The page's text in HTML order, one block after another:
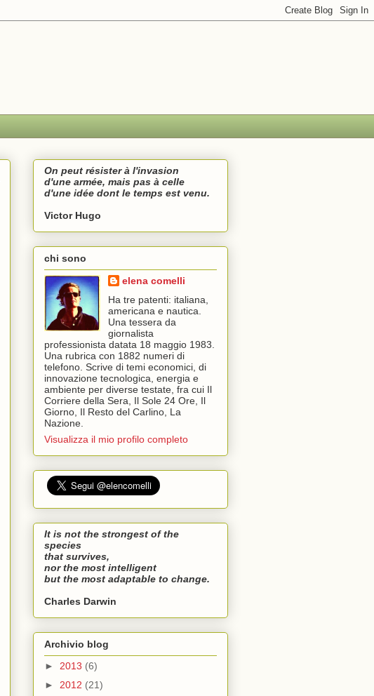
On peut résister à l'invasion
d'une armée, mais pas à celle
d'une idée dont le temps est venu.
Victor Hugo
chi sono
elena comelli
Ha tre patenti: italiana,
americana e nautica.
Una tessera da
giornalista
professionista datata 18 maggio 1983.
Una rubrica con 1882 numeri di
telefono. Scrive di temi economici, di
innovazione tecnologica, energia e
ambiente per diverse testate, fra cui Il
Corriere della Sera, Il Sole 24 Ore, Il
Giorno, Il Resto del Carlino, La
Nazione.
Visualizza il mio profilo completo
It is not the strongest of the
species
that survives,
nor the most intelligent
but the most adaptable to change.
Charles Darwin
Archivio blog
► 2013 (6)
► 2012 (21)